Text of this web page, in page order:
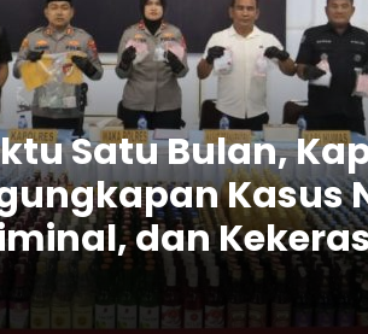
Satu Bulan,
Kasus
dan